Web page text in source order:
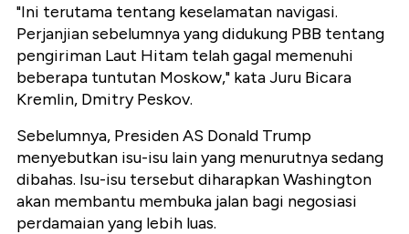
"Ini terutama tentang keselamatan navigasi.
Perjanjian sebelumnya yang didukung PBB tentang
pengiriman Laut Hitam telah gagal memenuhi
beberapa tuntutan Moskow," kata Juru Bicara
Kremlin, Dmitry Peskov.
Sebelumnya, Presiden AS Donald Trump
menyebutkan isu-isu lain yang menurutnya sedang
dibahas. Isu-isu tersebut diharapkan Washington
akan membantu membuka jalan bagi negosiasi
perdamaian yang lebih luas.